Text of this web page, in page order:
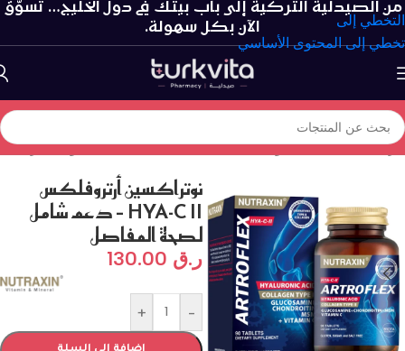
التخطي إلى
تخطي إلى المحتوى الأساسي
من الصيدلية التركية إلى باب بيتك في دول الخليج… تسوّق
الآن بكل سهولة.
الرئيسية/الفيتامينات و المكملات الغذائية/صحة المفاصل والغضاريف
نوتراكسين أرتروفلكس
HYA-C II – دعم شامل
لصحة المفاصل
ر.ق
-
+